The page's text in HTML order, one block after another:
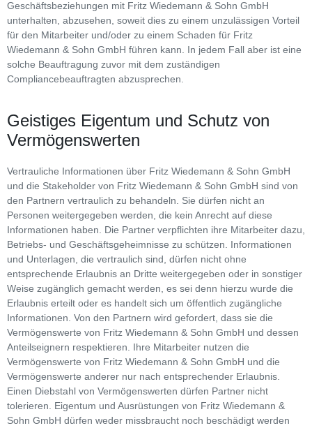
Geschäftsbeziehungen mit Fritz Wiedemann & Sohn GmbH
unterhalten, abzusehen, soweit dies zu einem unzulässigen Vorteil
für den Mitarbeiter und/oder zu einem Schaden für Fritz
Wiedemann & Sohn GmbH führen kann. In jedem Fall aber ist eine
solche Beauftragung zuvor mit dem zuständigen
Compliancebeauftragten abzusprechen.
Geistiges Eigentum und Schutz von
Vermögenswerten
Vertrauliche Informationen über Fritz Wiedemann & Sohn GmbH
und die Stakeholder von Fritz Wiedemann & Sohn GmbH sind von
den Partnern vertraulich zu behandeln. Sie dürfen nicht an
Personen weitergegeben werden, die kein Anrecht auf diese
Informationen haben. Die Partner verpflichten ihre Mitarbeiter dazu,
Betriebs- und Geschäftsgeheimnisse zu schützen. Informationen
und Unterlagen, die vertraulich sind, dürfen nicht ohne
entsprechende Erlaubnis an Dritte weitergegeben oder in sonstiger
Weise zugänglich gemacht werden, es sei denn hierzu wurde die
Erlaubnis erteilt oder es handelt sich um öffentlich zugängliche
Informationen. Von den Partnern wird gefordert, dass sie die
Vermögenswerte von Fritz Wiedemann & Sohn GmbH und dessen
Anteilseignern respektieren. Ihre Mitarbeiter nutzen die
Vermögenswerte von Fritz Wiedemann & Sohn GmbH und die
Vermögenswerte anderer nur nach entsprechender Erlaubnis.
Einen Diebstahl von Vermögenswerten dürfen Partner nicht
tolerieren. Eigentum und Ausrüstungen von Fritz Wiedemann &
Sohn GmbH dürfen weder missbraucht noch beschädigt werden